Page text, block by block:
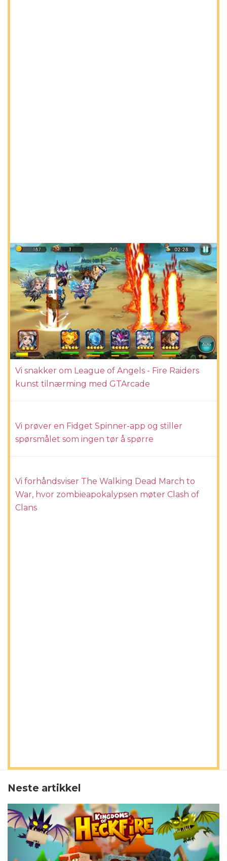
Vi snakker om League of Angels - Fire Raiders
kunst tilnærming med GTArcade
Vi prøver en Fidget Spinner-app og stiller
spørsmålet som ingen tør å spørre
Vi forhåndsviser The Walking Dead March to
War, hvor zombieapokalypsen møter Clash of
Clans
Neste artikkel